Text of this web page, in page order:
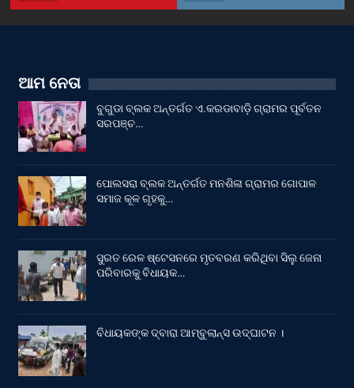
ଆମ ନେତା
ବୁଗୁଡା ବ୍ଲକ ଅନ୍ତର୍ଗତ ଏ.କରଡାବାଡ଼ି ଗ୍ରାମର ପୂର୍ବତନ
ସରପଞ୍ଚ…
ପୋଲସରା ବ୍ଲକ ଅନ୍ତର୍ଗତ ମନଶିଳା ଗ୍ରାମର ଗୋପାଳ
ସମାଜ କୂଳ ଗୃହକୁ…
ସୁରତ ରେଳ ଷ୍ଟେସନରେ ମୃତବରଣ କରିଥିବା ସିଲୁ ଜେନା
ପରିବାରକୁ ବିଧାୟକ…
ବିଧାୟକଙ୍କ ଦ୍ବାରା ଆମ୍ବୁଲାନ୍ସ ଉଦ୍‌ଘାଟନ ।